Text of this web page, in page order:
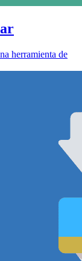
herramienta de